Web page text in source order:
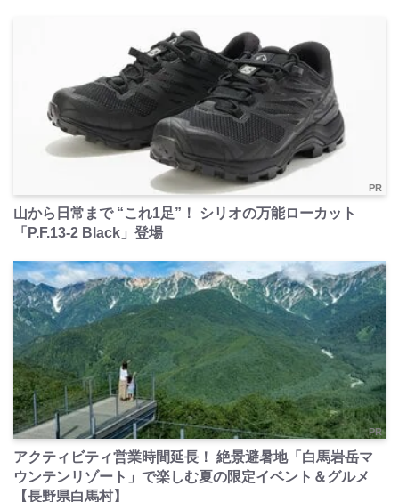
PR
山から日常まで “これ1足”！ シリオの万能ローカット
「P.F.13-2 Black」登場
PR
アクティビティ営業時間延長！ 絶景避暑地「白馬岩岳マ
ウンテンリゾート」で楽しむ夏の限定イベント＆グルメ
【長野県白馬村】